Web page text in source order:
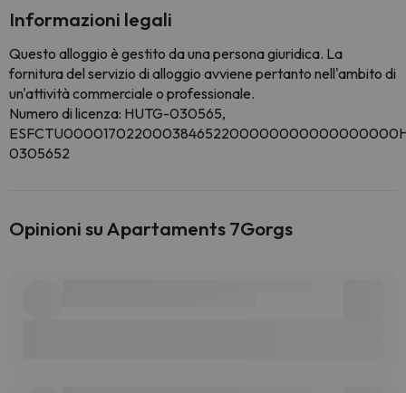
Informazioni legali
Questo alloggio è gestito da una persona giuridica. La
fornitura del servizio di alloggio avviene pertanto nell'ambito di
un'attività commerciale o professionale.
Numero di licenza: HUTG-030565,
0305652
Opinioni su Apartaments 7Gorgs